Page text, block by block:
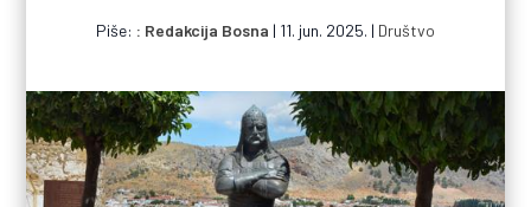
Piše: Redakcija Bosna | 11. jun. 2025. | Društvo